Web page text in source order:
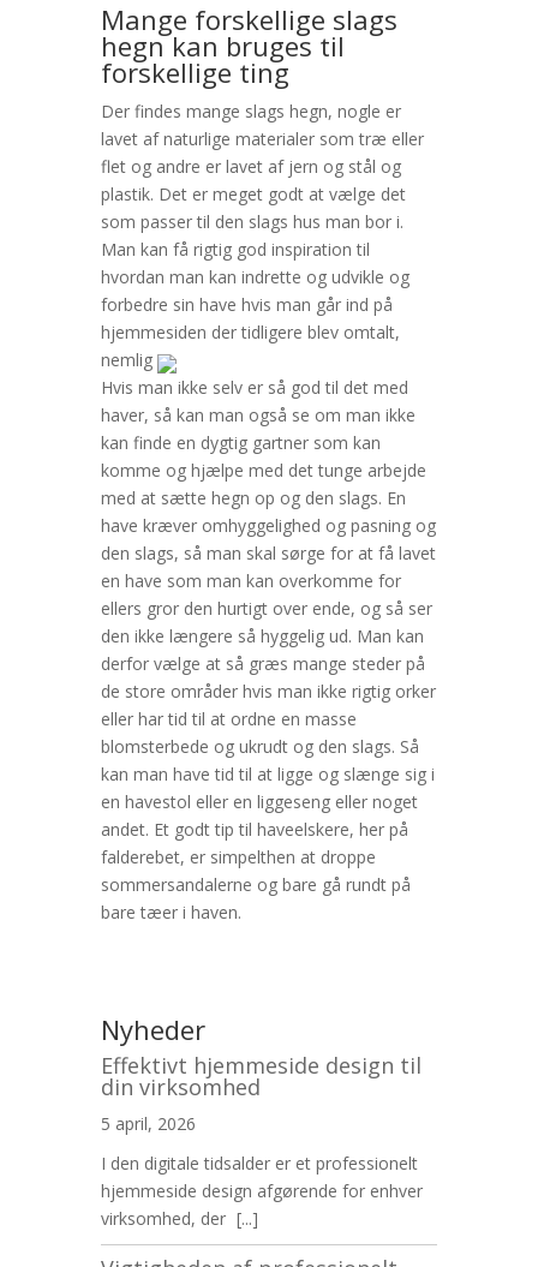
Mange forskellige slags
hegn kan bruges til
forskellige ting
Der findes mange slags hegn, nogle er
lavet af naturlige materialer som træ eller
flet og andre er lavet af jern og stål og
plastik. Det er meget godt at vælge det
som passer til den slags hus man bor i.
Man kan få rigtig god inspiration til
hvordan man kan indrette og udvikle og
forbedre sin have hvis man går ind på
hjemmesiden der tidligere blev omtalt,
nemlig
Hvis man ikke selv er så god til det med
haver, så kan man også se om man ikke
kan finde en dygtig gartner som kan
komme og hjælpe med det tunge arbejde
med at sætte hegn op og den slags. En
have kræver omhyggelighed og pasning og
den slags, så man skal sørge for at få lavet
en have som man kan overkomme for
ellers gror den hurtigt over ende, og så ser
den ikke længere så hyggelig ud. Man kan
derfor vælge at så græs mange steder på
de store områder hvis man ikke rigtig orker
eller har tid til at ordne en masse
blomsterbede og ukrudt og den slags. Så
kan man have tid til at ligge og slænge sig i
en havestol eller en liggeseng eller noget
andet. Et godt tip til haveelskere, her på
falderebet, er simpelthen at droppe
sommersandalerne og bare gå rundt på
bare tæer i haven.
Nyheder
Effektivt hjemmeside design til
din virksomhed
5 april, 2026
I den digitale tidsalder er et professionelt
hjemmeside design afgørende for enhver
virksomhed, der [...]